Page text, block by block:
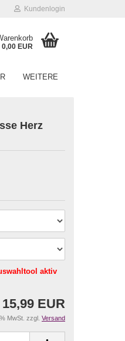
Kundenlogin
0,00 EUR
WEITERE
Herz
aktiv
15,99 EUR
MwSt. zzgl. Versand